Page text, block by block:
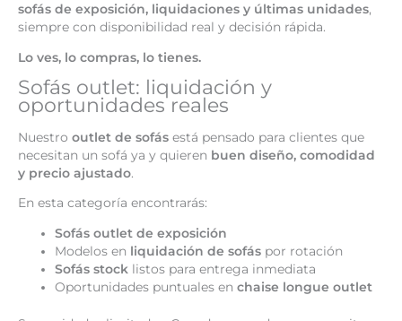
sofás de exposición, liquidaciones y últimas unidades,
siempre con disponibilidad real y decisión rápida.
Lo ves, lo compras, lo tienes.
Sofás outlet: liquidación y
oportunidades reales
Nuestro outlet de sofás está pensado para clientes que
necesitan un sofá ya y quieren buen diseño, comodidad
y precio ajustado.
En esta categoría encontrarás:
Sofás outlet de exposición
Modelos en liquidación de sofás por rotación
Sofás stock listos para entrega inmediata
Oportunidades puntuales enchaise longue outlet